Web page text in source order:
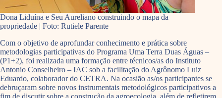
Dona Liduína e Seu Aureliano construindo o mapa da
propriedade | Foto: Rutiele Parente
Com o objetivo de aprofundar conhecimento e prática sobre
metodologias participativas do Programa Uma Terra Duas Águas –
(P1+2), foi realizada uma formação entre técnicos/as do Instituto
Antonio Conselheiro – IAC sob a facilitação do Agrônomo Luiz
Eduardo, colaborador do CETRA. Na ocasião as/os participantes se
debruçaram sobre novos instrumentais metodológicos participativos a
fim de discutir sobre a construção da agroecologia, além de refletirem